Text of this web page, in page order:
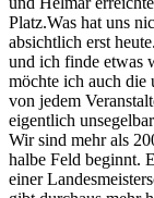
Platz.Was hat uns
absichtlich erst
und ich finde etwas
möchte ich auch die
von jedem
eigentlich
Wir sind mehr als
halbe Feld beginnt.
einer